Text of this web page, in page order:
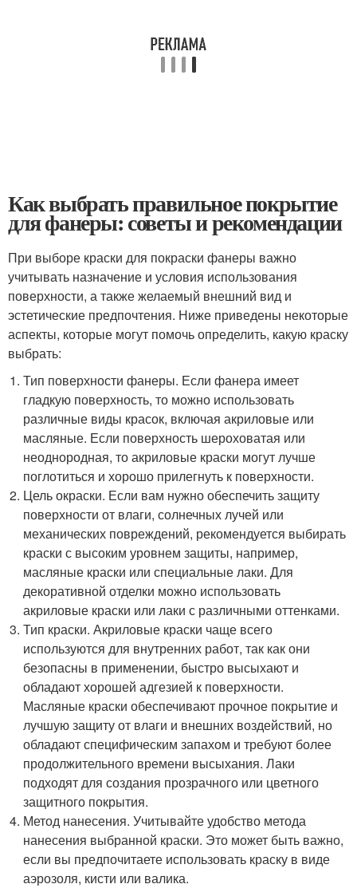
Как выбрать правильное покрытие
для фанеры: советы и рекомендации
При выборе краски для покраски фанеры важно
учитывать назначение и условия использования
поверхности, а также желаемый внешний вид и
эстетические предпочтения. Ниже приведены некоторые
аспекты, которые могут помочь определить, какую краску
выбрать:
Тип поверхности фанеры. Если фанера имеет
гладкую поверхность, то можно использовать
различные виды красок, включая акриловые или
масляные. Если поверхность шероховатая или
неоднородная, то акриловые краски могут лучше
поглотиться и хорошо прилегнуть к поверхности.
Цель окраски. Если вам нужно обеспечить защиту
поверхности от влаги, солнечных лучей или
механических повреждений, рекомендуется выбирать
краски с высоким уровнем защиты, например,
масляные краски или специальные лаки. Для
декоративной отделки можно использовать
акриловые краски или лаки с различными оттенками.
Тип краски. Акриловые краски чаще всего
используются для внутренних работ, так как они
безопасны в применении, быстро высыхают и
обладают хорошей адгезией к поверхности.
Масляные краски обеспечивают прочное покрытие и
лучшую защиту от влаги и внешних воздействий, но
обладают специфическим запахом и требуют более
продолжительного времени высыхания. Лаки
подходят для создания прозрачного или цветного
защитного покрытия.
Метод нанесения. Учитывайте удобство метода
нанесения выбранной краски. Это может быть важно,
если вы предпочитаете использовать краску в виде
аэрозоля, кисти или валика.